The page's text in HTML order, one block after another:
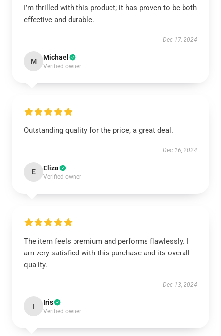
I’m thrilled with this product; it has proven to be both
effective and durable.
Dec 17, 2024
M Michael
Verified owner
Outstanding quality for the price, a great deal.
Dec 16, 2024
E Eliza
Verified owner
The item feels premium and performs flawlessly. I
am very satisfied with this purchase and its overall
quality.
Dec 13, 2024
I Iris
Verified owner